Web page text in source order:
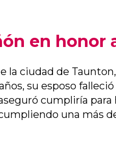
en honor
la ciudad de
su esposo falleció
cumpliría para
una más